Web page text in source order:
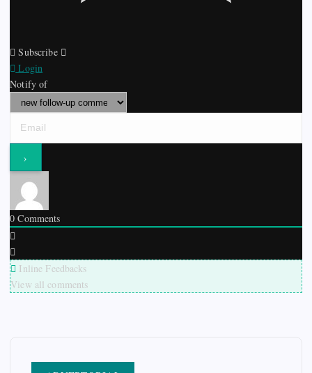
Subscribe
Login
Notify of
0 Comments
Inline Feedbacks
View all comments